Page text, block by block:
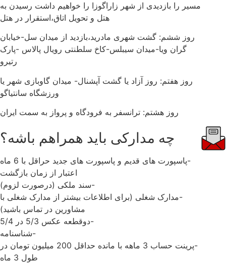
مسیر را بازدیدی از شهر زاراگوزا را خواهیم داشت رسیدن به
هتل و تحویل اتاق،استقرار در هتل
روز ششم: گشت شهری مادرید،بازدید از میدان سل-خیابان
گران ویا-میدان سیبلس-کاخ سلطنتی رویال پالاس -پارک
رتیرو
روز هفتم: روز آزاد یا گشت آپشنال- میدان گاوبازی شهر یا
ورزشگاه سانتیاگو
روز هشتم: ترانسفر به فرودگاه و پرواز به سمت ایران
چه مدارکی باید همراهم باشه؟
-پاسپورت های قدیم و پاسپورت های جدید حراقل با 6 ماه
اعتبار از زمان بازگشت
-سند ملکی (درصورت لزوم)
-مدارک شغلی (برای اطلاعات بیشتر از مدارک شغلی با
مشاورین در تماس باشید)
-دوقطعه عکس 5/3 در 5/4
-شناسنامه
-پرینت حساب 3 ماهه با مانده حداقل 200 میلیون تومان در
طول 3 ماه